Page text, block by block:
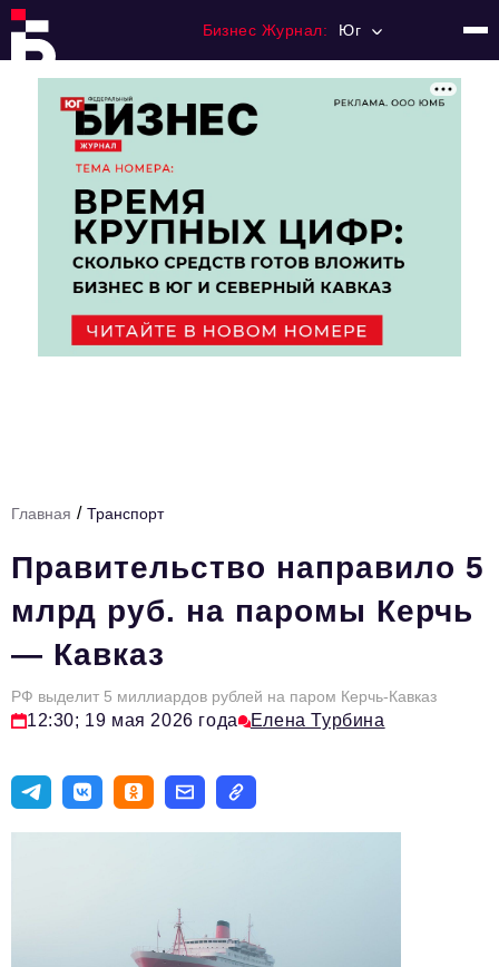
Бизнес Журнал: Юг
Франчайзинг
Номера журнала
Категории:
Финансы
Стиль жизни
Цитаты
Аналитика
Главное
Интервью
Право
Главная / Транспорт
Правительство направило 5
млрд руб. на паромы Керчь
— Кавказ
РФ выделит 5 миллиардов рублей на паром Керчь-Кавказ
12:30; 19 мая 2026 года Елена Турбина